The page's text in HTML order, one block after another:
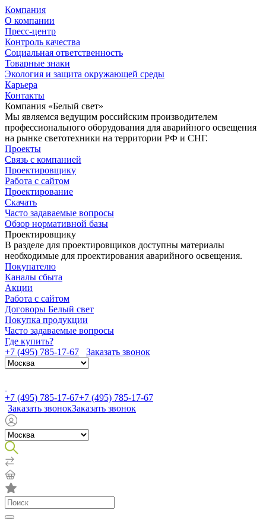
Компания
О компании
Пресс-центр
Контроль качества
Социальная ответственность
Товарные знаки
Экология и защита окружающей среды
Карьера
Контакты
Компания «Белый свет»
Мы являемся ведущим российским производителем
профессионального оборудования для аварийного освещения
на рынке светотехники на территории РФ и СНГ.
Проекты
Связь с компанией
Проектировщику
Работа с сайтом
Проектирование
Скачать
Часто задаваемые вопросы
Обзор нормативной базы
Проектировщику
В разделе для проектировщиков доступны материалы
необходимые для проектирования аварийного освещения.
Покупателю
Каналы сбыта
Акции
Работа с сайтом
Договоры Белый свет
Покупка продукции
Часто задаваемые вопросы
Где купить?
+7 (495) 785-17-67
Заказать звонок
+7 (495) 785-17-67+7 (495) 785-17-67
Заказать звонокЗаказать звонок